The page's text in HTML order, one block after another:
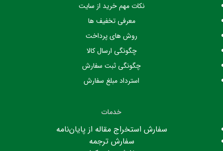
نکات مهم خرید از سایت
معرفی تخفیف ها
روش های پرداخت
چگونگی ارسال کالا
چگونگی ثبت سفارش
استرداد مبلغ سفارش
خدمات
سفارش استخراج مقاله از پایان‌نامه
سفارش ترجمه